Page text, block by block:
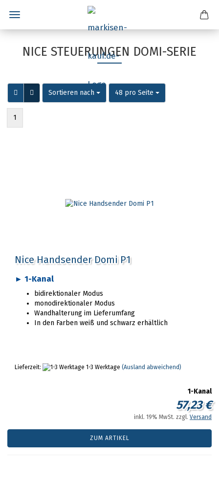
NICE STEUERUNGEN DOMI-SERIE
Sortieren nach
Sortieren nach 48 pro Seite
pro Seite
1
Nice Handsender Domi P1
► 1-Kanal
bidirektionaler Modus
monodirektionaler Modus
Wandhalterung im Lieferumfang
In den Farben weiß und schwarz erhältlich
Lieferzeit: 1-3 Werktage (Ausland abweichend)
1-Kanal
57,23 €
inkl. 19% MwSt. zzgl. Versand
ZUM ARTIKEL